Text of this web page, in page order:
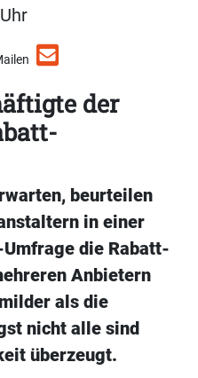
der
beurteilen
in einer
die Rabatt-
Anbietern
als die
nicht alle sind
überzeugt.